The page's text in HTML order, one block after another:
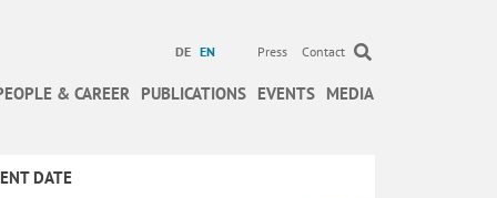
DE EN Press Contact
& CAREER PUBLICATIONS EVENTS MEDIA
DATE